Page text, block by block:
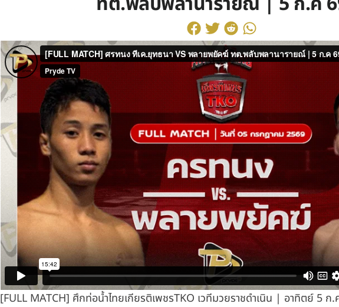
[FULL MATCH] ศึกท่อน้ำไทยเกียรติเพชรTKO เวทีมวยราชดำเนิน | อาทิตย์ 5 ก